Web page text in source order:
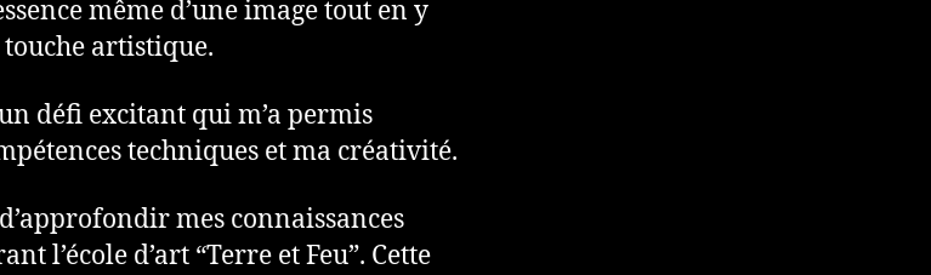
même d’une image tout en y
artistique.
défi excitant qui m’a permis
techniques et ma créativité.
mes connaissances
l’école d’art “Terre et Feu”. Cette